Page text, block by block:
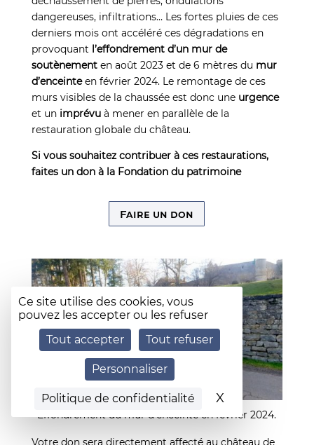
Ce site utilise des cookies, vous
pouvez les accepter ou les refuser
Tout accepter
Tout refuser
Personnaliser
Politique de confidentialité X Masquer le
dangereuses, infiltrations… Les fortes pluies de ces
derniers mois ont accéléré ces dégradations en
provoquant l’effondrement d’un mur de
soutènementen août 2023 et de 6 mètres du mur
d’enceinteen février 2024. Le remontage de ces
murs visibles de la chaussée est donc une urgence
et un imprévuà mener en parallèle de la
restauration globale du château.
Si vous souhaitez contribuer à ces restaurations,
faites un don à la Fondation du patrimoine
Faire un don
Effondrement du mur d’enceinte en février 2024.
Votre don sera directement affecté au château de